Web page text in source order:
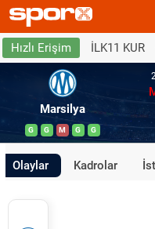
Hızlı Erişim İLK11 KUR
Marsilya
G G M G G
Olaylar Kadrolar